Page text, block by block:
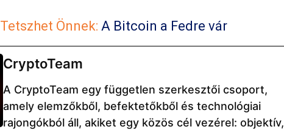
Tetszhet Önnek: A Bitcoin a Fedre vár
CryptoTeam
A CryptoTeam egy független szerkesztői csoport,
amely elemzőkből, befektetőkből és technológiai
rajongókból áll, akiket egy közös cél vezérel: objektív,